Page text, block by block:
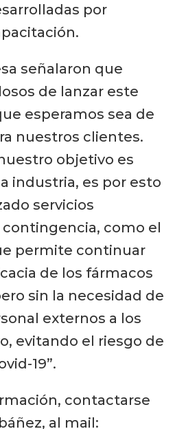
por
señalaron que
de lanzar este
esperamos sea de
nuestros clientes.
objetivo es
industria, es por esto
servicios
contingencia, como el
permite continuar
de los fármacos
sin la necesidad de
externos a los
evitando el riesgo de
19”.
contactarse
al mail: